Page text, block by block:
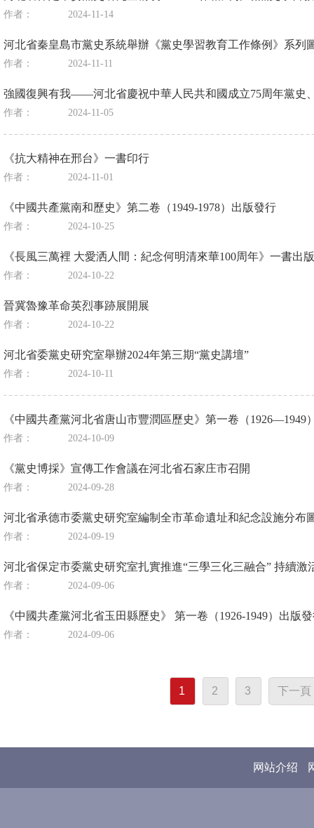
作者： 2024-11-14
河北省秦皇島市黨史系統舉辦《黨史學習教育工作條例》系列
作者： 2024-11-11
強國復興有我——河北省慶祝中華人民共和國成立75周年黨史
作者： 2024-11-05
《抗大精神在邢台》一書印行
作者： 2024-11-01
《中國共產黨南和歷史》第二卷（1949-1978）出版發行
作者： 2024-10-25
《長風三萬裡 大愛洒人間：紀念何明清來華100周年》一書出
作者： 2024-10-22
晉冀魯豫革命英烈事跡展開展
作者： 2024-10-22
河北省委黨史研究室舉辦2024年第三期“黨史講壇”
作者： 2024-10-11
《中國共產黨河北省唐山市豐潤區歷史》第一卷（
作者： 2024-10-09
《黨史博採》宣傳工作會議在河北省石家庄市召開
作者： 2024-09-28
河北省承德市委黨史研究室編制全市革命遺址和紀念設施分布
作者： 2024-09-19
河北省保定市委黨史研究室扎實推進“三學三化三融合” 持續
作者： 2024-09-06
《中國共產黨河北省玉田縣歷史》 第一卷（1926-1949）出版
作者： 2024-09-06
1 2 3 下一頁
网站介绍